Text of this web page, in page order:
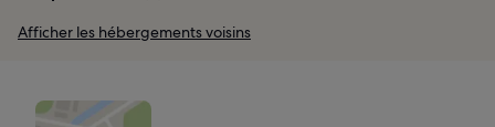
Afficher les hébergements voisins